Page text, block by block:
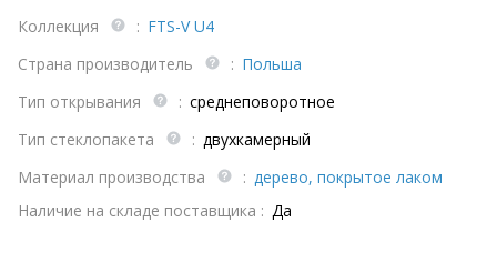
Коллекция
: FTS-V U4
Страна производитель
: Польша
Тип открывания
: среднеповоротное
Тип стеклопакета
: двухкамерный
Материал производства
: дерево, покрытое лаком
Наличие на складе поставщика : Да